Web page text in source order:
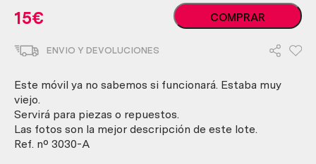
15€
Móvil
desfasado
repuestos.
COMPRAR
ENVIO Y DEVOLUCIONES
Este móvil ya no sabemos si funcionará. Estaba muy
viejo.
Servirá para piezas o repuestos.
Las fotos son la mejor descripción de este lote.
Ref. nº 3030-A